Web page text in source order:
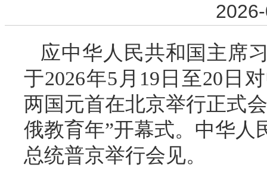
应中华人民共和国主席
于2026年5月19日至20日
两国元首在北京举行正式
俄教育年”开幕式。中华人
总统普京举行会见。